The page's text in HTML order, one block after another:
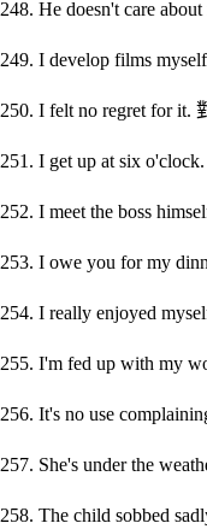
248. He doesn't care
249. I develop films
250. I felt no regret for it.
251. I get up at six
252. I meet the boss
253. I owe you for my
254. I really enjoyed
255. I'm fed up with my
256. It's no use
257. She's under the
258. The child sobbed